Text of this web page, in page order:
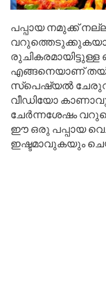
പപ്പായ നമുക്ക്
രുചികരമായിട്ടുള്ള
എങ്ങനെയാണ്
സ്പെഷ്യൽ
വീഡിയോ
ചേർന്നശേഷം
ഈ ഒരു പപ്പായ
ഇഷ്ടമാവുകയും